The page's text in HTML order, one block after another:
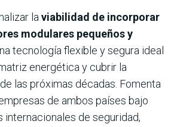
la viabilidad de incorporar
modulares pequeños y
tecnología flexible y segura ideal
energética y cubrir la
las próximas décadas. Fomenta
de ambos países bajo
de seguridad,